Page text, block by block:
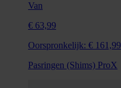
Van
€ 63,99
Oorspronkelijk: € 161,99
Pasringen (Shims) ProX